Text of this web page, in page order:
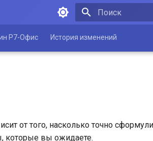
Р7-Офис История изменений
от того, насколько точно
которые вы ожидаете.